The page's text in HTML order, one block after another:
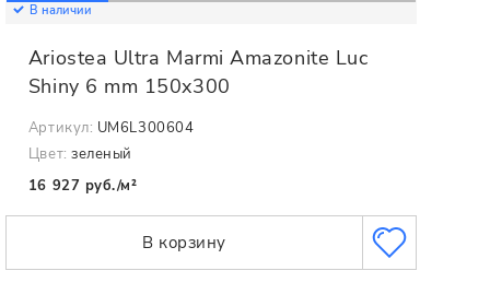
В наличии
Ariostea Ultra Marmi Amazonite Luc
Shiny 6 mm 150x300
Артикул: UM6L300604
Цвет: зеленый
16 927 руб./м²
В корзину